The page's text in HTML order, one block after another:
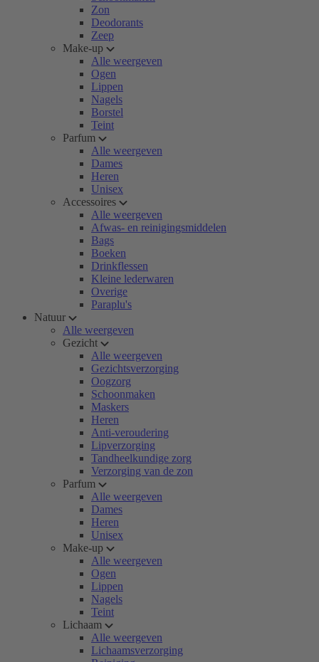
Zon
Deodorants
Zeep
Make-up
Alle weergeven
Ogen
Lippen
Nagels
Borstel
Teint
Parfum
Alle weergeven
Dames
Heren
Unisex
Accessoires
Alle weergeven
Afwas- en reinigingsmiddelen
Bags
Boeken
Drinkflessen
Kleine lederwaren
Overige
Paraplu's
Natuur
Alle weergeven
Gezicht
Alle weergeven
Gezichtsverzorging
Oogzorg
Schoonmaken
Maskers
Heren
Anti-veroudering
Lipverzorging
Tandheelkundige zorg
Verzorging van de zon
Parfum
Alle weergeven
Dames
Heren
Unisex
Make-up
Alle weergeven
Ogen
Lippen
Nagels
Teint
Lichaam
Alle weergeven
Lichaamsverzorging